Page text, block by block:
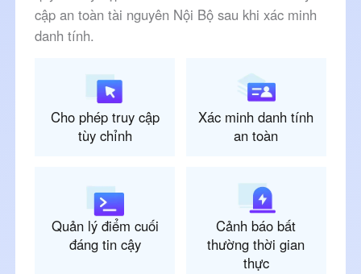
cập an toàn tài nguyên Nội Bộ sau khi xác minh
danh tính.
Cho phép truy cập
tùy chỉnh
Xác minh danh tính
an toàn
Quản lý điểm cuối
đáng tin cậy
Cảnh báo bất
thường thời gian
thực